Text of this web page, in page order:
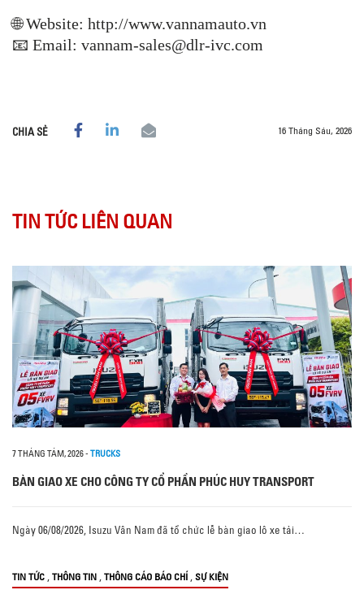
🌐 Website: http://www.vannamauto.vn
📧 Email: vannam-sales@dlr-ivc.com
CHIA SẺ 16 Tháng Sáu, 2026
TIN TỨC LIÊN QUAN
7 THÁNG TÁM, 2026- TRUCKS
BÀN GIAO XE CHO CÔNG TY CỔ PHẦN PHÚC HUY TRANSPORT
Ngày 06/08/2026, Isuzu Vân Nam đã tổ chức lễ bàn giao lô xe tải…
TIN TỨC , THÔNG TIN , THÔNG CÁO BÁO CHÍ , SỰ KIỆN